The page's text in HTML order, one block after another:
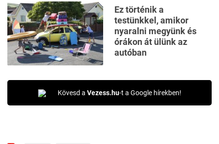
of
2
minutes,
28
seconds
Ez történik a
testünkkel, amikor
nyaralni megyünk és
órákon át ülünk az
autóban
Kövesd a Vezess.hu-t a Google hírekben!